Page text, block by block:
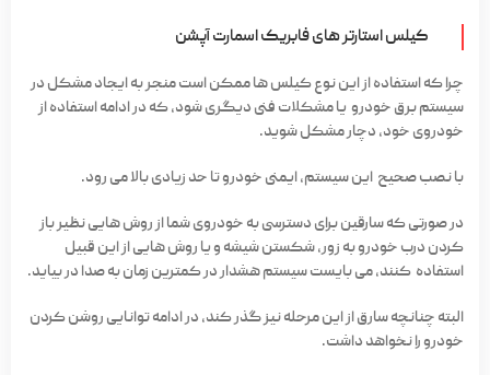
کیلس استارتر های فابریک اسمارت آپشن
چرا که استفاده از این نوع کیلس ها ممکن است منجر به ایجاد مشکل در
سیستم برق خودرو یا مشکلات فنی دیگری شود، که در ادامه استفاده از
خودروی خود، دچار مشکل شوید.
با نصب صحیح این سیستم، ایمنی خودرو تا حد زیادی بالا می رود.
در صورتی که سارقین برای دسترسی به خودروی شما از روش هایی نظیر باز
کردن درب خودرو به زور، شکستن شیشه و یا روش هایی از این قبیل
استفاده کنند، می بایست سیستم هشدار در کمترین زمان به صدا در بیاید.
البته چنانچه سارق از این مرحله نیز گذر کند، در ادامه توانایی روشن کردن
خودرو را نخواهد داشت.